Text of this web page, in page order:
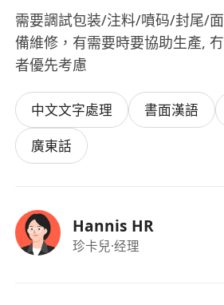
需要調試包装/注料/噴码/封尾/
備維修，有需要時要協助生產,
者優先考慮
中文文字處理 書面漢語
廣東話
Hannis HR
珍卡兒·经理